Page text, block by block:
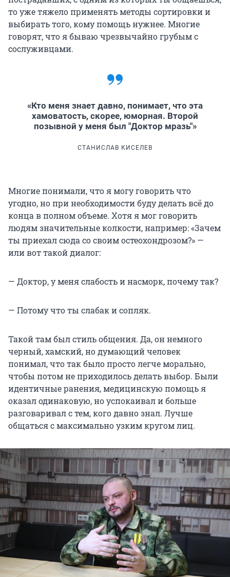
то уже тяжело применять методы сортировки и
выбирать того, кому помощь нужнее. Многие
говорят, что я бываю чрезвычайно грубым с
сослуживцами.
«Кто меня знает давно, понимает, что эта
хамоватость, скорее, юморная. Второй
позывной у меня был "Доктор мразь"»
СТАНИСЛАВ КИСЕЛЕВ
Многие понимали, что я могу говорить что
угодно, но при необходимости буду делать всё до
конца в полном объеме. Хотя я мог говорить
людям значительные колкости, например: «Зачем
ты приехал сюда со своим остеохондрозом?» —
или вот такой диалог:
— Доктор, у меня слабость и насморк, почему так?
— Потому что ты слабак и сопляк.
Такой там был стиль общения. Да, он немного
черный, хамский, но думающий человек
понимал, что так было просто легче морально,
чтобы потом не приходилось делать выбор. Были
идентичные ранения, медицинскую помощь я
оказал одинаковую, но успокаивал и больше
разговаривал с тем, кого давно знал. Лучше
общаться с максимально узким кругом лиц.